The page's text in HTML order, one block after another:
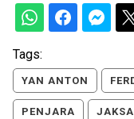
Tags:
YAN ANTON
PENJARA